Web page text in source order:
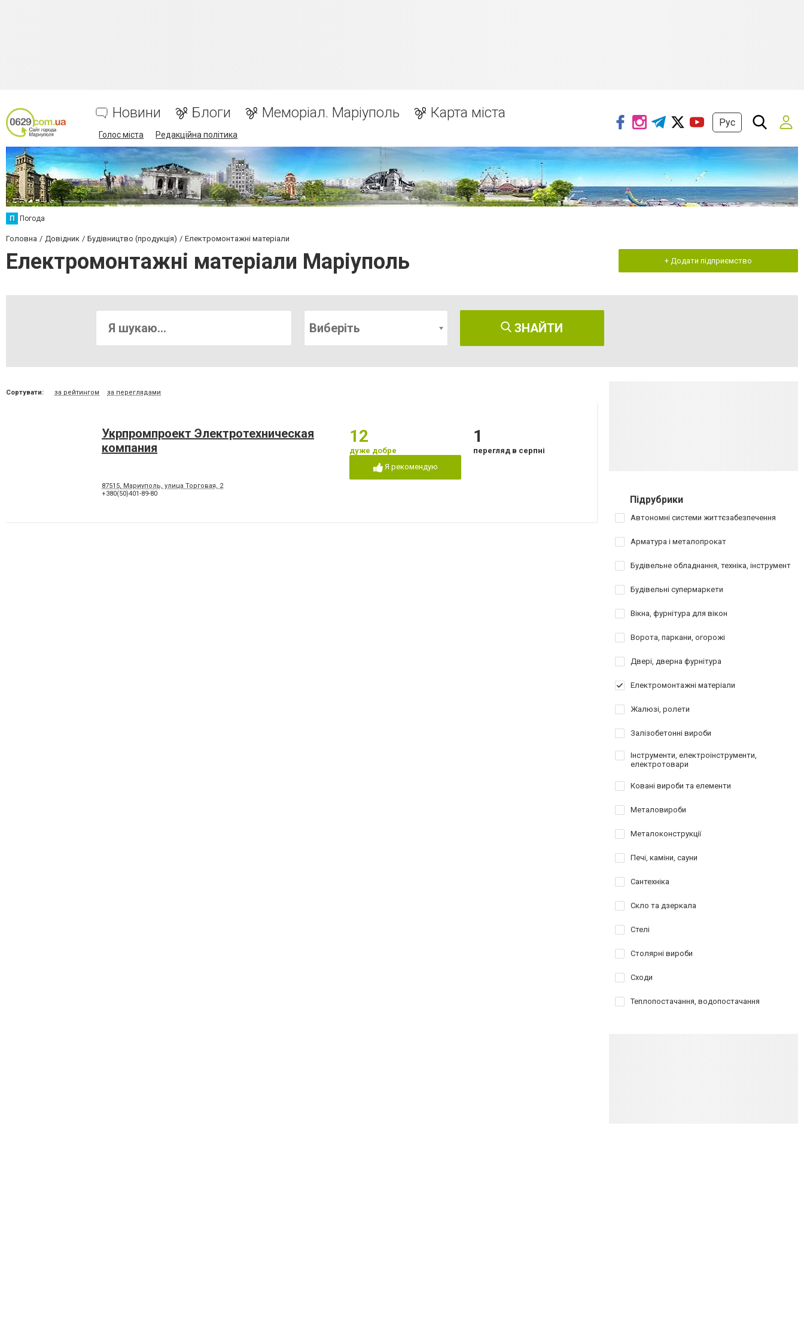
Новини Блоги Меморіал. Маріуполь Карта міста
Голос міста Редакційна політика
Рус
П Погода
Головна Довідник Будівництво (продукція) Електромонтажні матеріали
Електромонтажні матеріали Маріуполь + Додати підприємство
Виберіть ЗНАЙТИ
Сортувати: за рейтингом за переглядами
Укрпромпроект Электротехническая
компания
87515, Мариуполь, улица Торговая, 2
+380(50)401-89-80
12
дуже добре
Я рекомендую
1
перегляд в серпні
Підрубрики
Автономні системи життєзабезпечення
Арматура і металопрокат
Будівельне обладнання, техніка, інструмент
Будівельні супермаркети
Вікна, фурнітура для вікон
Ворота, паркани, огорожі
Двері, дверна фурнітура
Електромонтажні матеріали
Жалюзі, ролети
Залізобетонні вироби
Інструменти, електроінструменти,
електротовари
Ковані вироби та елементи
Металовироби
Металоконструкції
Печі, каміни, сауни
Сантехніка
Скло та дзеркала
Стелі
Столярні вироби
Сходи
Теплопостачання, водопостачання